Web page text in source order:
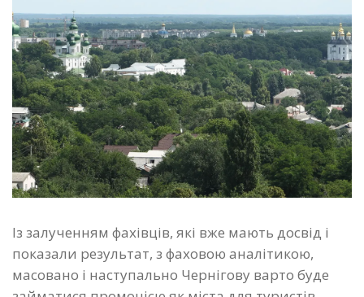
Із залученням фахівців, які вже мають досвід і
показали результат, з фаховою аналітикою,
масовано і наступально Чернігову варто буде